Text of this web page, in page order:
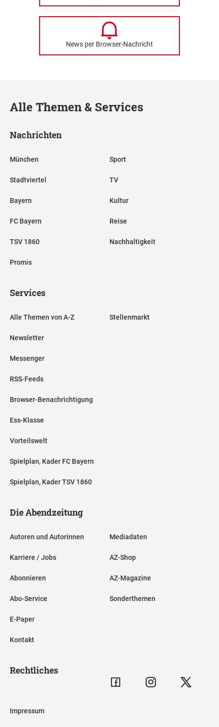
News per Browser-Nachricht
Alle Themen & Services
Nachrichten
München
Stadtviertel
Bayern
FC Bayern
TSV 1860
Promis
Sport
TV
Kultur
Reise
Nachhaltigkeit
Services
Alle Themen von A-Z
Newsletter
Messenger
RSS-Feeds
Browser-Benachrichtigung
Ess-Klasse
Vorteilswelt
Spielplan, Kader FC Bayern
Spielplan, Kader TSV 1860
Stellenmarkt
Die Abendzeitung
Autoren und Autorinnen
Karriere / Jobs
Abonnieren
Abo-Service
E-Paper
Kontakt
Mediadaten
AZ-Shop
AZ-Magazine
Sonderthemen
Rechtliches
Impressum